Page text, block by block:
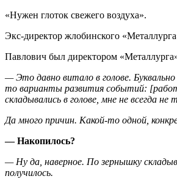
«Нужен глоток свежего воздуха».
Экс-директор жлобинского
Павлович был директором
— Это давно витало в голове.
то варианты развития событий:
складывались в голове, мне не всегда
Да много причин. Какой-то одной,
— Накопилось?
— Ну да, наверное. По зернышку
получилось.